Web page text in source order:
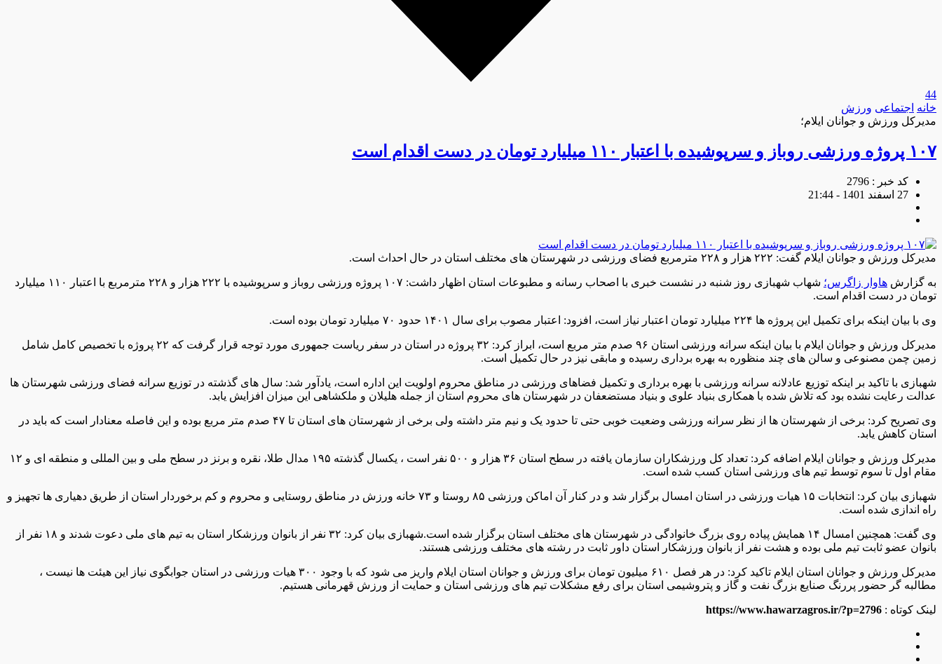
44
خانه اجتماعی ورزش
مدیرکل ورزش و جوانان ایلام؛
۱۰۷ پروژه ورزشی روباز و سرپوشیده با اعتبار ۱۱۰ میلیارد تومان در دست اقدام است
کد خبر : 2796
27 اسفند 1401 - 21:44
مدیرکل ورزش و جوانان ایلام گفت: ۲۲۲ هزار و ۲۲۸ مترمربع فضای ورزشی در شهرستان های مختلف استان در حال احداث است.
به گزارش هاوار زاگرس؛
شهاب شهبازی روز شنبه در نشست خبری با اصحاب رسانه و مطبوعات استان اظهار داشت: ۱۰۷ پروژه ورزشی روباز و سرپوشیده با ۲۲۲ هزار و ‌۲۲۸ مترمربع با اعتبار ۱۱۰ میلیارد
تومان در دست اقدام است.
وی با بیان اینکه برای تکمیل این پروژه ها ۲۲۴ میلیارد تومان اعتبار نیاز است، افزود: اعتبار مصوب برای سال ۱۴۰۱ حدود ۷۰ میلیارد تومان بوده است.
مدیرکل ورزش و جوانان ایلام با بیان اینکه سرانه ورزشی استان ۹۶ صدم متر مربع است، ابراز کرد: ۳۲ پروژه در استان در سفر ریاست جمهوری مورد توجه قرار گرفت که ۲۲ پروژه با تخصیص کامل شامل
زمین چمن مصنوعی و سالن های چند منظوره به بهره برداری رسیده و مابقی نیز در حال تکمیل است.
شهبازی با تاکید بر اینکه توزیع عادلانه سرانه ورزشی با بهره برداری و تکمیل فضاهای ورزشی در مناطق محروم اولویت این اداره است، یادآور شد: سال های گذشته در توزیع سرانه فضای ورزشی شهرستان ها
عدالت رعایت نشده بود که تلاش شده با همکاری بنیاد علوی و بنیاد مستضعفان در شهرستان های محروم استان از جمله هلیلان و ملکشاهی این میزان افزایش یابد.
وی تصریح کرد: برخی از شهرستان ها از نظر سرانه ورزشی وضعیت خوبی حتی تا حدود یک و نیم متر داشته ولی برخی از شهرستان های استان تا ۴۷ صدم متر مربع بوده و این فاصله معنادار است که باید در
استان کاهش یابد.
مدیرکل ورزش و جوانان ایلام اضافه کرد: تعداد کل ورزشکاران سازمان یافته در سطح استان ۳۶ هزار و ۵۰۰ نفر است ، یکسال گذشته ۱۹۵ مدال طلا، نقره و برنز در سطح ملی و بین المللی و منطقه ای و ۱۲
مقام اول تا سوم توسط تیم های ورزشی استان کسب شده است.
شهبازی بیان کرد: انتخابات ۱۵ هیات ورزشی در استان امسال برگزار شد و در کنار آن اماکن ورزشی ۸۵ روستا و ۷۳ خانه ورزش در مناطق روستایی و محروم و کم برخوردار استان از طریق دهیاری ها تجهیز و
راه اندازی شده است.
وی گفت: همچنین امسال ۱۴ همایش پیاده روی بزرگ خانوادگی در شهرستان های مختلف استان برگزار شده است.شهبازی بیان کرد: ۳۲ نفر از بانوان ورزشکار استان به تیم های ملی دعوت شدند و ۱۸ نفر از
بانوان عضو ثابت تیم ملی بوده و هشت نفر از بانوان ورزشکار استان داور ثابت در رشته های مختلف ورزشی هستند.
مدیرکل ورزش و جوانان استان ایلام تاکید کرد: در هر فصل ۶۱۰ میلیون تومان برای ورزش و جوانان استان ایلام واریز می شود که با وجود ۳۰۰ هیات ورزشی در استان جوابگوی نیاز این هیئت ها نیست ،
مطالبه گر حضور پررنگ صنایع بزرگ نفت و گاز و پتروشیمی استان برای رفع مشکلات تیم های ورزشی استان و حمایت از ورزش قهرمانی هستیم.
لینک کوتاه : https://www.hawarzagros.ir/?p=2796